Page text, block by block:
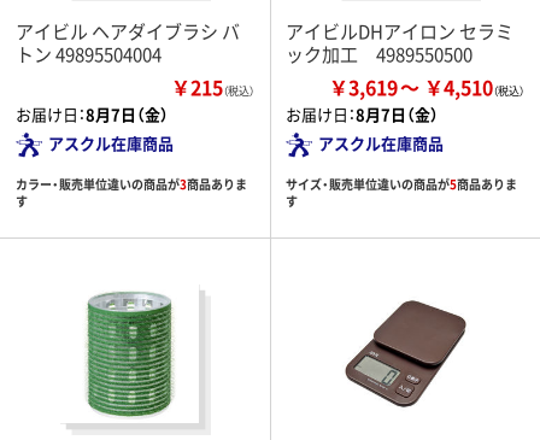
アイビル ヘアダイブラシ バ
トン 49895504004
￥215（税込）
お届け日：8月7日（金）
アスクル在庫商品
カラー・販売単位違いの商品が3商品ありま
す
アイビルDHアイロン セラミ
ック加工 4989550500
￥3,619 ￥4,510
お届け日：8月7日（金）
アスクル在庫商品
サイズ・販売単位違いの商品が5商品ありま
す